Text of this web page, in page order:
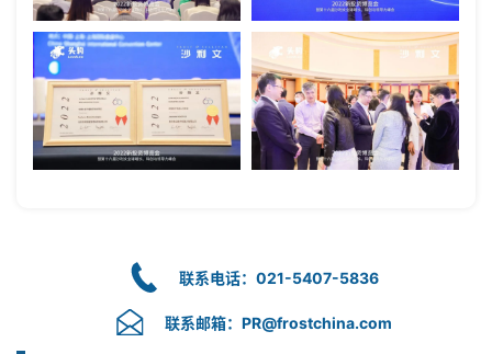
联系电话：021-5407-5836
联系邮箱：PR@frostchina.com